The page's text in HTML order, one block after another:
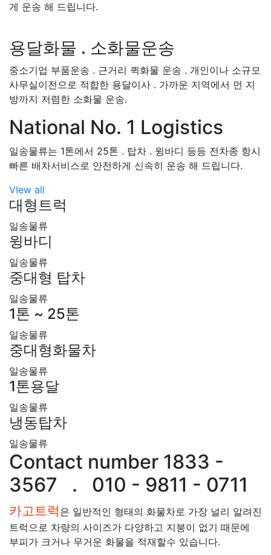
게 운송 해 드립니다.
용달화물 . 소화물운송
중소기업 부품운송 . 근거리 퀵화물 운송 . 개인이나 소규모
사무실이전으로 적합한 용달이사 . 가까운 지역에서 먼 지
방까지 저렴한 소화물 운송.
National No. 1 Logistics
일송물류는 1톤에서 25톤 . 탑차 . 윙바디 등등 전차종 항시
빠른 배차서비스로 안전하게 신속히 운송 해 드립니다.
VIew all
대형트럭
일송물류
윙바디
일송물류
중대형 탑차
일송물류
1톤 ~ 25톤
일송물류
중대형화물차
일송물류
1톤용달
일송물류
냉동탑차
일송물류
Contact number 1833 -
3567 . 010 - 9811 - 0711
카고트럭 은 일반적인 형태의 화물차로 가장 널리 알려진
트럭으로 차량의 사이즈가 다양하고 지붕이 없기 때문에
부피가 크거나 무거운 화물을 적재할수 있습니다.